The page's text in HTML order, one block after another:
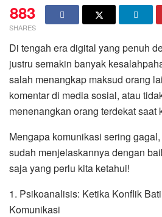
883
SHARES
Di tengah era digital yang penuh
justru semakin banyak
salah menangkap maksud orang
komentar di media sosial, atau
menenangkan orang terdekat saat
Mengapa komunikasi sering
sudah menjelaskannya dengan
saja yang perlu kita ketahui!
1. Psikoanalisis: Ketika Konflik
Komunikasi